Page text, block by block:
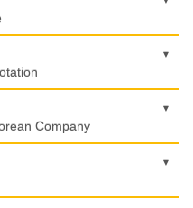
Service
Company